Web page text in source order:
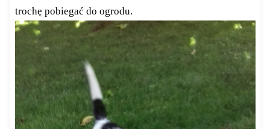
trochę pobiegać do ogrodu.